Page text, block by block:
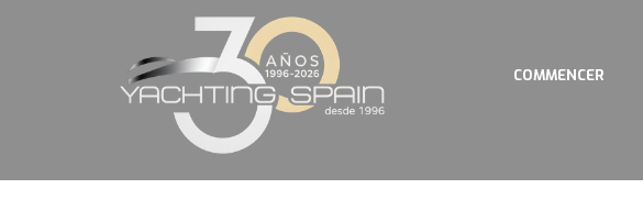
COMMENCER